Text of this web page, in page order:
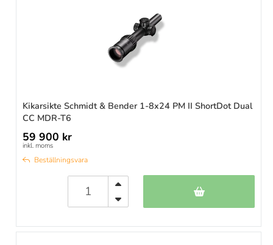
Kikarsikte Schmidt & Bender 1-8x24 PM II ShortDot Dual
CC MDR-T6
59 900 kr
inkl. moms
Beställningsvara